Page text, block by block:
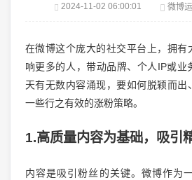
2024-11-02 06:00:01 微博
在微博这个庞大的社交平台上，拥有
响更多的人，带动品牌、个人IP或业
天有无数内容涌现，要如何脱颖而出
一些行之有效的涨粉策略。
1.高质量内容为基础，吸引
内容是吸引粉丝的关键。微博作为